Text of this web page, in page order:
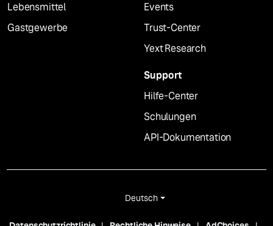
Lebensmittel
Gastgewerbe
Events
Trust-Center
Yext Research
Support
Hilfe-Center
Schulungen
API-Dokumentation
Deutsch